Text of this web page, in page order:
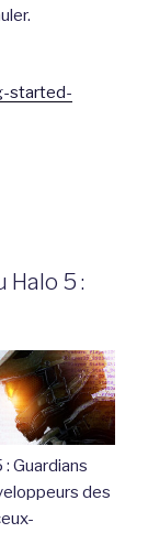
started-
Halo 5 :
Guardians
des